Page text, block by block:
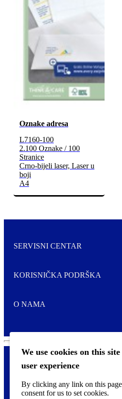
We use cookies on this
user experience
By clicking any link on this
consent for us to set cookies.
Oznake adresa
L7160-100
2.100 Oznake / 100
Stranice
Crno-bijeli laser, Laser u
boji
A4
SERVISNI CENTAR
KORISNIČKA PODRŠKA
O NAMA
o
Pravne i tzv.